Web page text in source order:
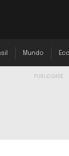
Mundo